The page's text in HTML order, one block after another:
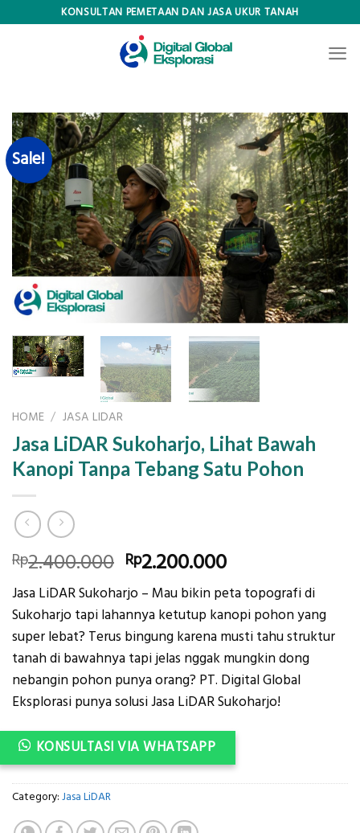
KONSULTAN PEMETAAN DAN JASA UKUR TANAH
Sale!
HOME / JASA LIDAR
Jasa LiDAR Sukoharjo, Lihat Bawah
Kanopi Tanpa Tebang Satu Pohon
Rp2.400.000 Original
price
was:
Rp2.400.000.
Rp2.200.000Current
price
is:
Rp2.200.000.
Jasa LiDAR Sukoharjo – Mau bikin peta topografi di
Sukoharjo tapi lahannya ketutup kanopi pohon yang
super lebat? Terus bingung karena musti tahu struktur
tanah di bawahnya tapi jelas nggak mungkin dong
nebangin pohon punya orang? PT. Digital Global
Eksplorasi punya solusi Jasa LiDAR Sukoharjo!
KONSULTASI VIA WHATSAPP
Category: Jasa LiDAR